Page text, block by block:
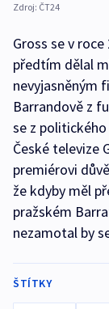
Zdroj: ČT24
Gross se v
předtím dělal
nevyjasněným
Barrandově z
se z politického
České televize
premiérovi
že kdyby měl
pražském
nezamotal by
ŠTÍTKY